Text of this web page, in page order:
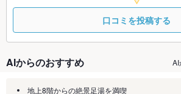
口コミを投稿する
AIからのおすすめ AI
地上8階からの絶景足湯を満喫